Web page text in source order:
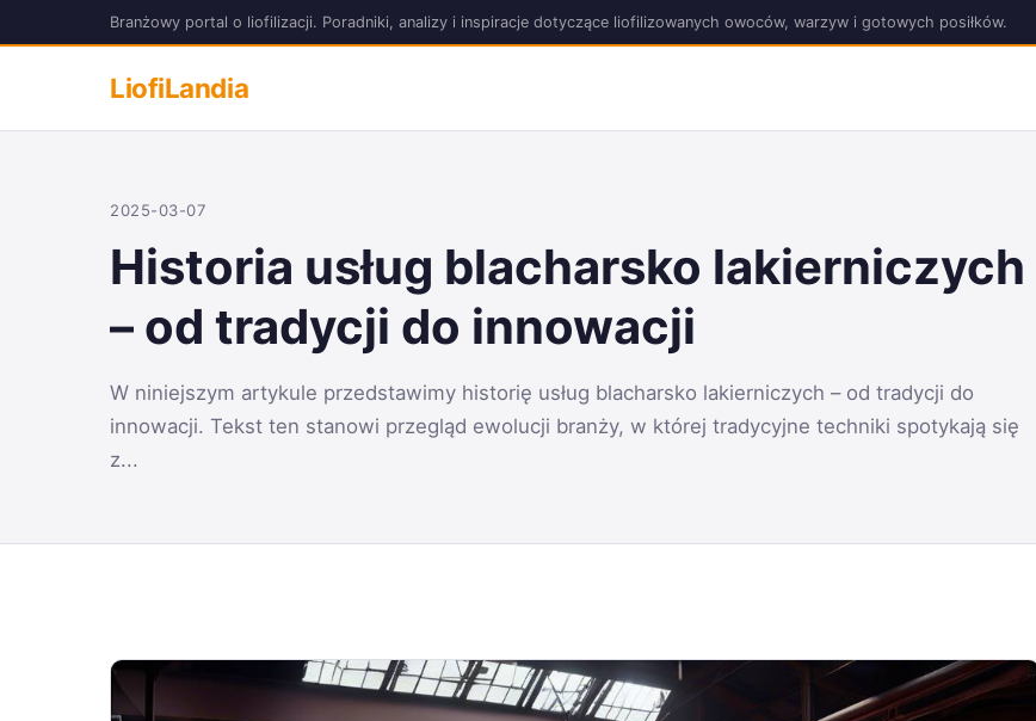
Branżowy portal o liofilizacji. Poradniki, analizy i inspiracje dotyczące liofilizowanych owoców, warzyw i gotowych posiłków.
LiofiLandia
2025-03-07
Historia usług blacharsko lakierniczych
– od tradycji do innowacji
W niniejszym artykule przedstawimy historię usług blacharsko lakierniczych – od tradycji do
innowacji. Tekst ten stanowi przegląd ewolucji branży, w której tradycyjne techniki spotykają się
z...